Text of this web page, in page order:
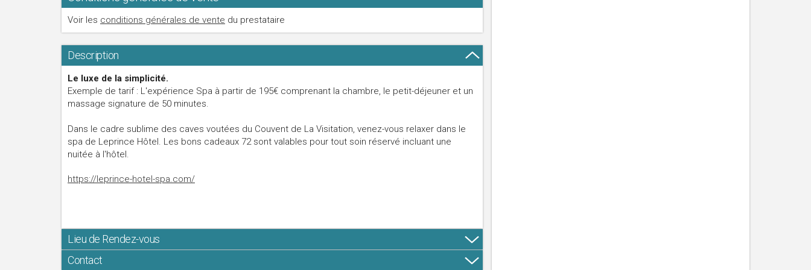
Voir les conditions générales de vente du prestataire
Description
Le luxe de la simplicité.
Exemple de tarif : L'expérience Spa à partir de 195€ comprenant la chambre, le petit-déjeuner et un
massage signature de 50 minutes.
Dans le cadre sublime des caves voutées du Couvent de La Visitation, venez-vous relaxer dans le
spa de Leprince Hôtel. Les bons cadeaux 72 sont valables pour tout soin réservé incluant une
nuitée à l'hôtel.
https://leprince-hotel-spa.com/
Lieu de Rendez-vous
Contact